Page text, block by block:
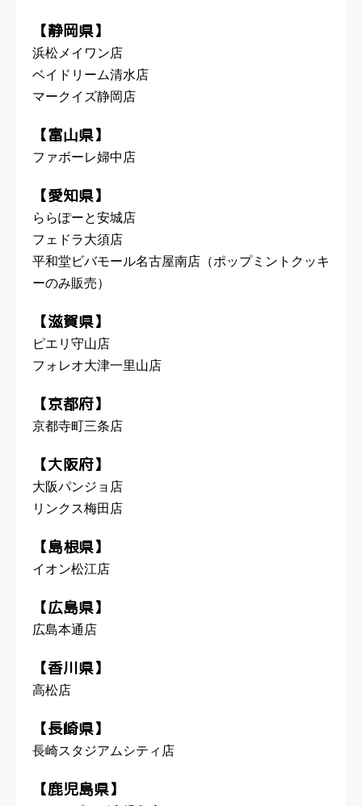
【静岡県】
浜松メイワン店
ベイドリーム清水店
マークイズ静岡店
【富山県】
ファボーレ婦中店
【愛知県】
ららぽーと安城店
フェドラ大須店
平和堂ビバモール名古屋南店（ポップミントクッキ
ーのみ販売）
【滋賀県】
ピエリ守山店
フォレオ大津一里山店
【京都府】
京都寺町三条店
【大阪府】
大阪パンジョ店
リンクス梅田店
【島根県】
イオン松江店
【広島県】
広島本通店
【香川県】
高松店
【長崎県】
長崎スタジアムシティ店
【鹿児島県】